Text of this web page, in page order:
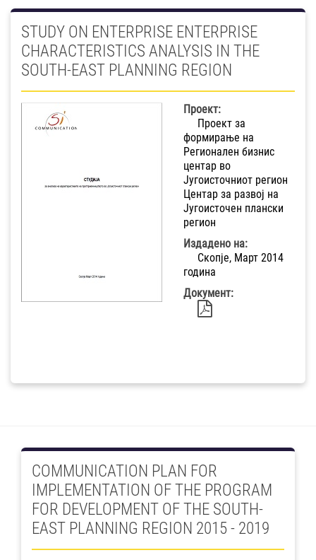
STUDY ON ENTERPRISE ENTERPRISE
CHARACTERISTICS ANALYSIS IN THE
SOUTH-EAST PLANNING REGION
Проект:
Проект за
формирање на
Регионален бизнис
центар во
Југоисточниот регион
Центар за развој на
Југоисточен плански
регион
Издадено на:
Скопје, Март 2014
година
Документ:
COMMUNICATION PLAN FOR
IMPLEMENTATION OF THE PROGRAM
FOR DEVELOPMENT OF THE SOUTH-
EAST PLANNING REGION 2015 - 2019